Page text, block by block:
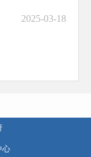
2025-03-18
心